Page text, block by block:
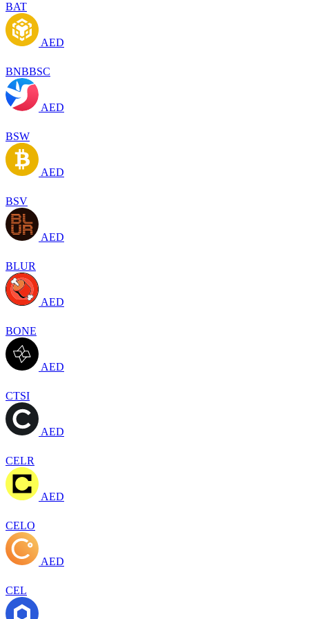
BAT
AED
BNBBSC
AED
BSW
AED
BSV
AED
BLUR
AED
BONE
AED
CTSI
AED
CELR
AED
CELO
AED
CEL